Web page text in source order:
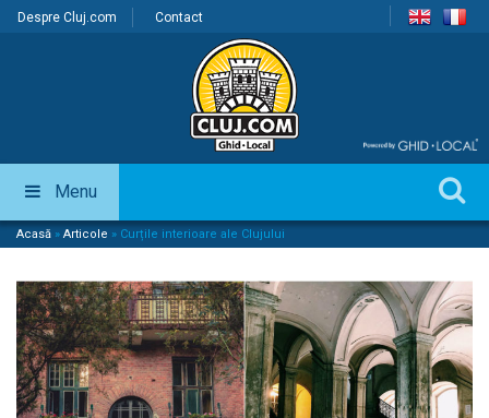
Despre Cluj.com Contact
Menu
Acasă » Articole » Curțile interioare ale Clujului